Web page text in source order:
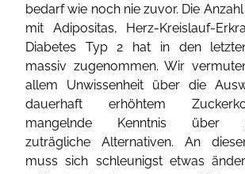
bedarf wie noch nie zuvor. Die
mit Adipositas, Herz-Kreislauf-
Diabetes Typ 2 hat in den
massiv zugenommen. Wir
allem Unwissenheit über die
dauerhaft erhöhtem
mangelnde Kenntnis über
zuträgliche Alternativen. An
muss sich schleunigst etwas